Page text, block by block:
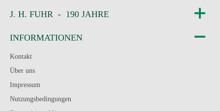
J. H. FUHR - 190 JAHRE
INFORMATIONEN
Kontakt
Über uns
Impressum
Nutzungsbedingungen